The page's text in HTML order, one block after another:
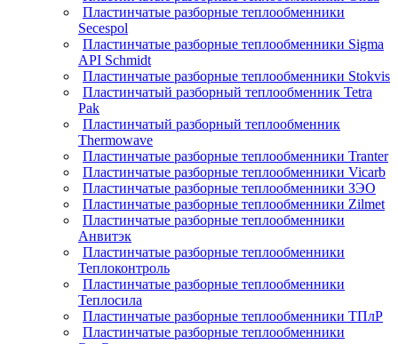
Пластинчатые разборные теплообменники
Secespol
Пластинчатые разборные теплообменники Sigma
API Schmidt
Пластинчатые разборные теплообменники Stokvis
Пластинчатый разборный теплообменник Tetra
Pak
Пластинчатый разборный теплообменник
Thermowave
Пластинчатые разборные теплообменники Tranter
Пластинчатые разборные теплообменники Vicarb
Пластинчатые разборные теплообменники ЗЭО
Пластинчатые разборные теплообменники Zilmet
Пластинчатые разборные теплообменники
Анвитэк
Пластинчатые разборные теплообменники
Теплоконтроль
Пластинчатые разборные теплообменники
Теплосила
Пластинчатые разборные теплообменники ТПлР
Пластинчатые разборные теплообменники